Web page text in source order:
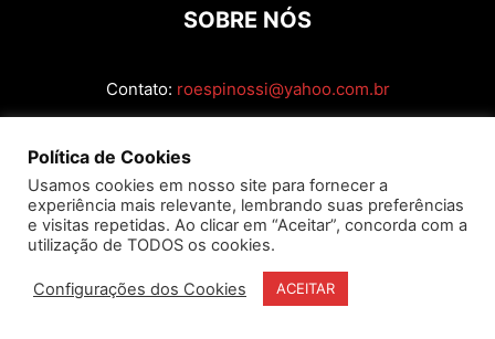
SOBRE NÓS
Contato: roespinossi@yahoo.com.br
Política de Cookies
Usamos cookies em nosso site para fornecer a
experiência mais relevante, lembrando suas preferências
e visitas repetidas. Ao clicar em “Aceitar”, concorda com a
utilização de TODOS os cookies.
Configurações dos Cookies ACEITAR